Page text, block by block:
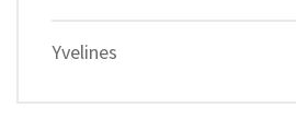
Yvelines